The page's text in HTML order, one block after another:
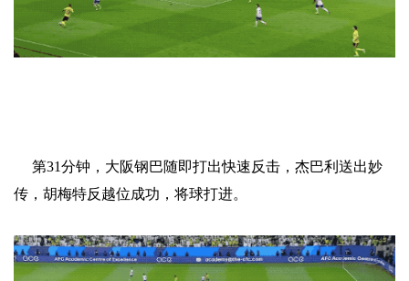
第31分钟，大阪钢巴随即打出快速反击，杰巴利送出妙
传，胡梅特反越位成功，将球打进。